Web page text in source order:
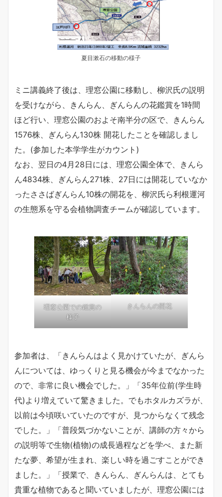
夏目漱石の移動の様子
ミニ講義終了後は、理窓公園に移動し、柳沢氏の説明
を受けながら、きんらん、ぎんらんの花鑑賞を1時間
ほど行い、理窓公園のおよそ南半分の区で、きんらん
1576株、ぎんらん130株 開花したことを確認しまし
た。(参加した本学学生がカウント)
なお、翌日の4月28日には、理窓公園全体で、きんら
ん4834株、ぎんらん271株、27日には開花していなか
ったささばぎんらん10株の開花を、柳沢氏ら利根運河
の生態系を守る会植物調査チームが確認しています。
理窓公園での鑑賞の
様子
きんらんの開花
参加者は、「きんらんはよく見かけていたが、ぎんら
んについては、ゆっくりと見る機会が今までなかった
ので、非常に良い機会でした。」「35年位前(学生時
代)より増えていて驚きました。でもホタルカズラが、
以前は今頃咲いていたのですが、見つからなくて残念
でした。」「普段気づかないことが、講師の方々から
の説明等で生物(植物)の成長過程などを学べ、また新
たな夢、希望が生まれ、楽しい時を過ごすことができ
ました。」「授業で、きんらん、ぎんらんは、とても
貴重な植物であると聞いていましたが、理窓公園には